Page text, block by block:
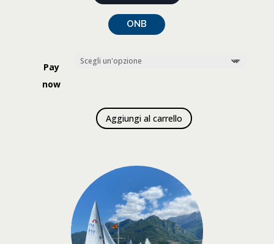
ONB
Pay
now
CAMPIONATO
quantità
Aggiungi al carrello